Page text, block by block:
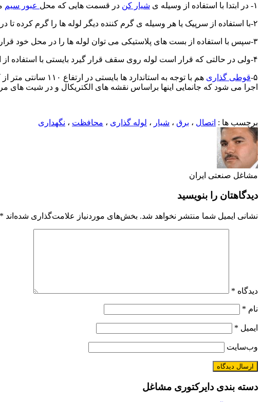
۱- در ابتدا با استفاده از وسیله ی شیار کن در قسمت هایی که محل عبور سیم
۲-با استفاده از سرپیک یا هر وسیله ی گرم کننده دیگر لوله ها را گرم کرده تا در قسمتی که نیاز به خم شدن دارد به راحتی خم ایجاد شود .
۳-سپس با استفاده از بست های پلاستیکی می توان لوله ها را در محل خود قرار داد.
۴-ولی در حالتی که قرار است لوله روی سقف قرار گیرد بایستی با استفاده از انکر و راد و نبشی آویز ایجاد کرده تا لوله ها روی آن قرار گیرد.
۵- قوطی گذاری
اجرا می شود که جانمایی اینها براساس نقشه های الکتریکال و در شیت های
برچسب ها : اتصال ، برق ، شیار ، لوله گذاری ، محافظت ، نگهداری
مشاغل صنعتی ایران
دیدگاهتان را بنویسید
نشانی ایمیل شما منتشر نخواهد شد. بخش‌های موردنیاز علامت‌گذاری شده‌اند *
دیدگاه *
نام *
ایمیل *
وب‌سایت
دسته بندی دایرکتوری مشاغل